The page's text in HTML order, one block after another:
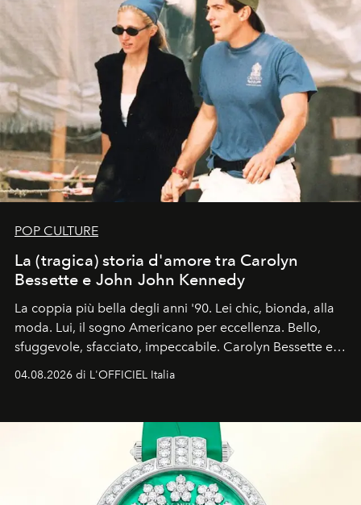
POP CULTURE
La (tragica) storia d'amore tra Carolyn
Bessette e John John Kennedy
La coppia più bella degli anni '90. Lei chic, bionda, alla
moda. Lui, il sogno Americano per eccellenza. Bello,
sfuggevole, sfacciato, impeccabile. Carolyn Bessette e
John John Kennedy sono i protagonisti della storia
04.08.2026 di L'OFFICIEL Italia